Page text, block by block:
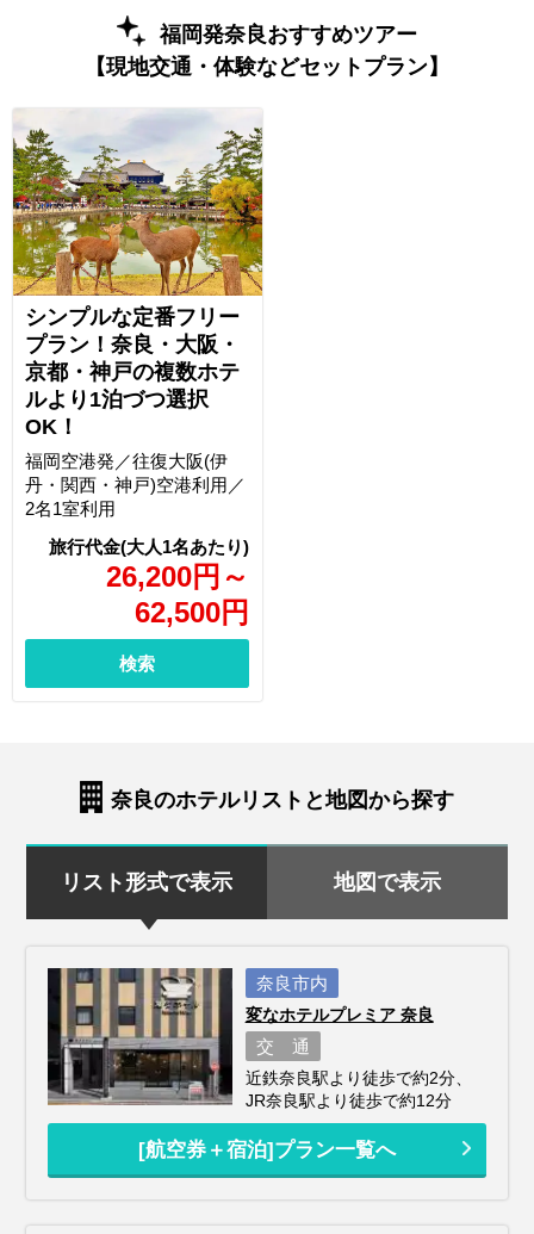
福岡発奈良おすすめツアー
【現地交通・体験などセットプラン】
シンプルな定番フリー
プラン！奈良・大阪・
京都・神戸の複数ホテ
ルより1泊づつ選択
OK！
26,200円 ～
62,500円
福岡空港発／往復大阪(伊
丹・関西・神戸)空港利用／
2名1室利用
検索
奈良のホテルリストと地図から探す
リスト形式で表示 地図で表示
奈良市内
変なホテルプレミア 奈良
交 通
近鉄奈良駅より徒歩で約2分、
JR奈良駅より徒歩で約12分
[航空券＋宿泊]プラン一覧へ